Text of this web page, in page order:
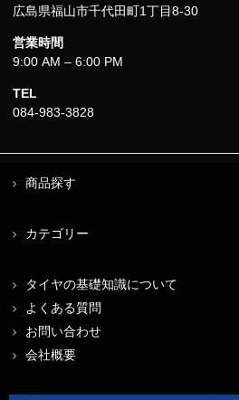
広島県福山市千代田町1丁目8-30
営業時間
9:00 AM – 6:00 PM
TEL
084-983-3828
商品探す
カテゴリー
タイヤの基礎知識について
よくある質問
お問い合わせ
会社概要